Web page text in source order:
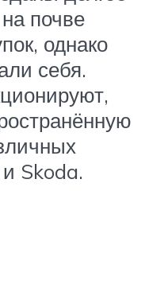
почве
однако
себя.
Skoda.